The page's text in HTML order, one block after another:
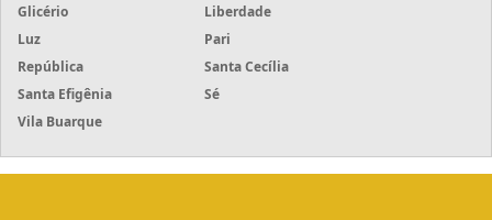
Glicério
Liberdade
Luz
Pari
República
Santa Cecília
Santa Efigênia
Sé
Vila Buarque